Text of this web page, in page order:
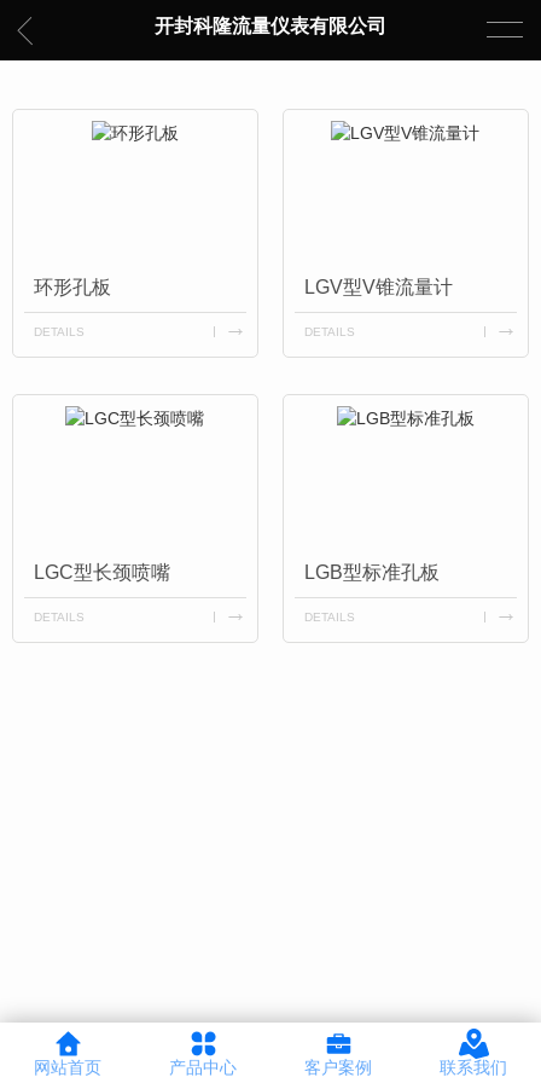
开封科隆流量仪表有限公司
环形孔板
DETAILS
LGV型V锥流量计
DETAILS
LGC型长颈喷嘴
DETAILS
LGB型标准孔板
DETAILS
网站首页 产品中心 客户案例 联系我们